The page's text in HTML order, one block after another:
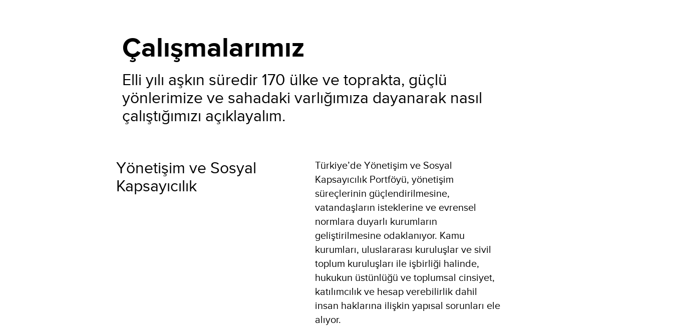
Çalışmalarımız
Elli yılı aşkın süredir 170 ülke ve toprakta, güçlü
yönlerimize ve sahadaki varlığımıza dayanarak nasıl
çalıştığımızı açıklayalım.
Yönetişim ve Sosyal
Kapsayıcılık
Türkiye’de Yönetişim ve Sosyal
Kapsayıcılık Portföyü, yönetişim
süreçlerinin güçlendirilmesine,
vatandaşların isteklerine ve evrensel
normlara duyarlı kurumların
geliştirilmesine odaklanıyor. Kamu
kurumları, uluslararası kuruluşlar ve sivil
toplum kuruluşları ile işbirliği halinde,
hukukun üstünlüğü ve toplumsal cinsiyet,
katılımcılık ve hesap verebilirlik dahil
insan haklarına ilişkin yapısal sorunları ele
alıyor.